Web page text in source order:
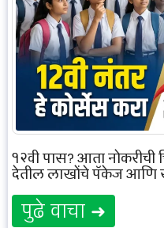
१२वी पास? आता नोकरीची
देतील लाखोंचे पॅकेज आणि
पुढे वाचा ➜